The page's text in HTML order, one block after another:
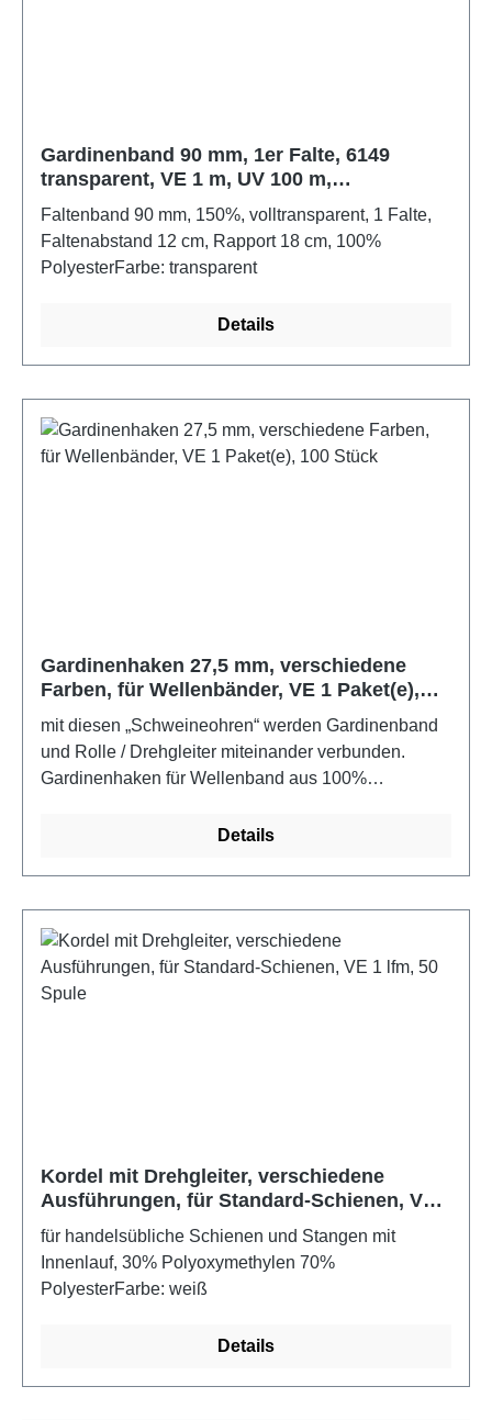
Gardinenband 90 mm, 1er Falte, 6149
transparent, VE 1 m, UV 100 m,
Faltenabstand 120 mm
Faltenband 90 mm, 150%, volltransparent, 1 Falte,
Faltenabstand 12 cm, Rapport 18 cm, 100%
PolyesterFarbe: transparent
Details
Gardinenhaken 27,5 mm, verschiedene
Farben, für Wellenbänder, VE 1 Paket(e),
100 Stück
mit diesen „Schweineohren“ werden Gardinenband
und Rolle / Drehgleiter miteinander verbunden.
Gardinenhaken für Wellenband aus 100%
Details
Kordel mit Drehgleiter, verschiedene
Ausführungen, für Standard-Schienen, VE
1 lfm, 50 Spule
für handelsübliche Schienen und Stangen mit
Innenlauf, 30% Polyoxymethylen 70%
PolyesterFarbe: weiß
Details